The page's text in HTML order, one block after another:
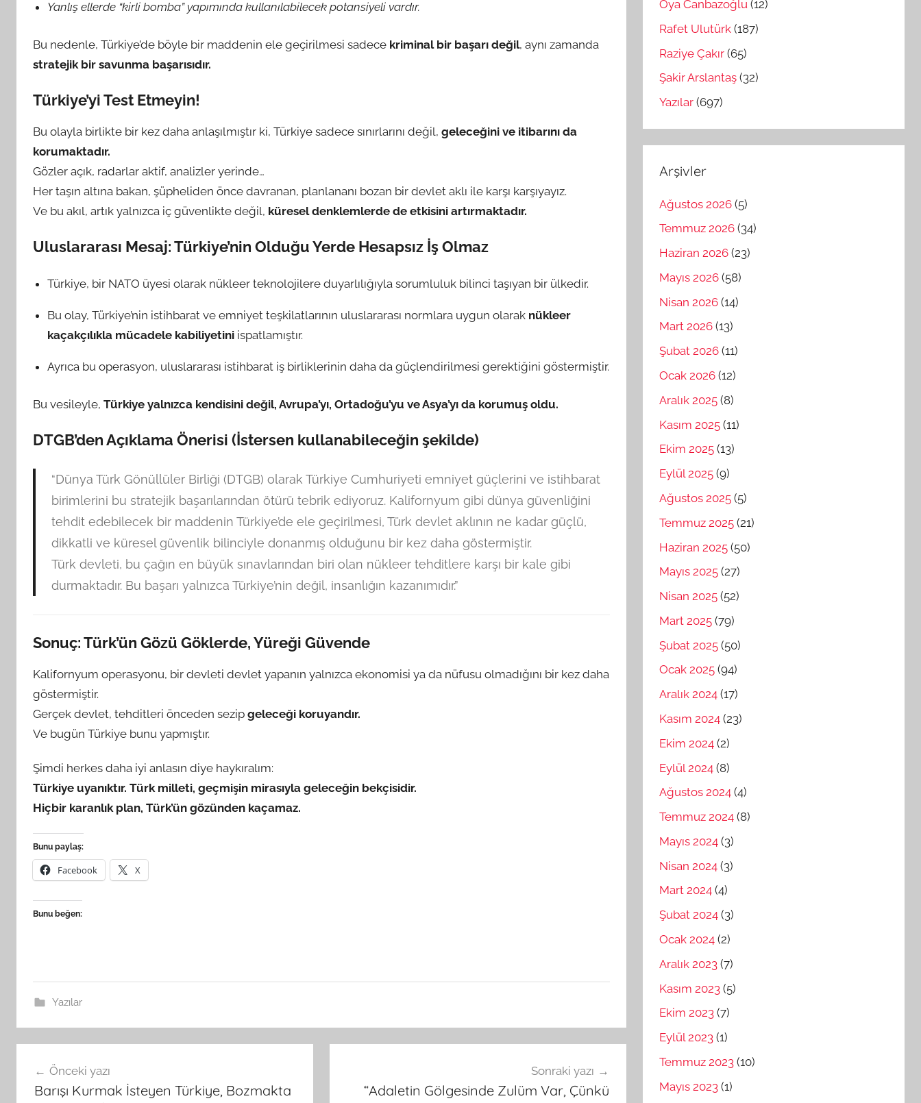
Yanlış ellerde “kirli bomba” yapımında kullanılabilecek potansiyeli vardır.
Bu nedenle, Türkiye’de böyle bir maddenin ele geçirilmesi sadece kriminal bir başarı değil, aynı zamanda
stratejik bir savunma başarısıdır.
Türkiye’yi Test Etmeyin!
Bu olayla birlikte bir kez daha anlaşılmıştır ki, Türkiye sadece sınırlarını değil, geleceğini ve itibarını da
korumaktadır.
Gözler açık, radarlar aktif, analizler yerinde…
Her taşın altına bakan, şüpheliden önce davranan, planlananı bozan bir devlet aklı ile karşı karşıyayız.
Ve bu akıl, artık yalnızca iç güvenlikte değil, küresel denklemlerde de etkisini artırmaktadır.
Uluslararası Mesaj: Türkiye’nin Olduğu Yerde Hesapsız İş Olmaz
Türkiye, bir NATO üyesi olarak nükleer teknolojilere duyarlılığıyla sorumluluk bilinci taşıyan bir ülkedir.
Bu olay, Türkiye’nin istihbarat ve emniyet teşkilatlarının uluslararası normlara uygun olarak nükleer
kaçakçılıkla mücadele kabiliyetini ispatlamıştır.
Ayrıca bu operasyon, uluslararası istihbarat iş birliklerinin daha da güçlendirilmesi gerektiğini göstermiştir.
Bu vesileyle, Türkiye yalnızca kendisini değil, Avrupa’yı, Ortadoğu’yu ve Asya’yı da korumuş oldu.
DTGB’den Açıklama Önerisi (İstersen kullanabileceğin şekilde)
“Dünya Türk Gönüllüler Birliği (DTGB) olarak Türkiye Cumhuriyeti emniyet güçlerini ve istihbarat
birimlerini bu stratejik başarılarından ötürü tebrik ediyoruz. Kalifornyum gibi dünya güvenliğini
tehdit edebilecek bir maddenin Türkiye’de ele geçirilmesi, Türk devlet aklının ne kadar güçlü,
dikkatli ve küresel güvenlik bilinciyle donanmış olduğunu bir kez daha göstermiştir.
Türk devleti, bu çağın en büyük sınavlarından biri olan nükleer tehditlere karşı bir kale gibi
durmaktadır. Bu başarı yalnızca Türkiye’nin değil, insanlığın kazanımıdır.”
Sonuç: Türk’ün Gözü Göklerde, Yüreği Güvende
Kalifornyum operasyonu, bir devleti devlet yapanın yalnızca ekonomisi ya da nüfusu olmadığını bir kez daha
göstermiştir.
Gerçek devlet, tehditleri önceden sezip geleceği koruyandır.
Ve bugün Türkiye bunu yapmıştır.
Şimdi herkes daha iyi anlasın diye haykıralım:
Türkiye uyanıktır. Türk milleti, geçmişin mirasıyla geleceğin bekçisidir.
Hiçbir karanlık plan, Türk’ün gözünden kaçamaz.
Bunu paylaş:
Facebook X
Bunu beğen:
Yazılar
gezinmesi
Önceki yazı
Barışı Kurmak İsteyen Türkiye, Bozmakta
Sonraki yazı
“Adaletin Gölgesinde Zulüm Var, Çünkü
Oya Canbazoğlu (12)
Rafet Ulutürk (187)
Raziye Çakır (65)
Şakir Arslantaş (32)
Yazılar (697)
Arşivler
Ağustos 2026 (5)
Temmuz 2026 (34)
Haziran 2026 (23)
Mayıs 2026 (58)
Nisan 2026 (14)
Mart 2026 (13)
Şubat 2026 (11)
Ocak 2026 (12)
Aralık 2025 (8)
Kasım 2025 (11)
Ekim 2025 (13)
Eylül 2025 (9)
Ağustos 2025 (5)
Temmuz 2025 (21)
Haziran 2025 (50)
Mayıs 2025 (27)
Nisan 2025 (52)
Mart 2025 (79)
Şubat 2025 (50)
Ocak 2025 (94)
Aralık 2024 (17)
Kasım 2024 (23)
Ekim 2024 (2)
Eylül 2024 (8)
Ağustos 2024 (4)
Temmuz 2024 (8)
Mayıs 2024 (3)
Nisan 2024 (3)
Mart 2024 (4)
Şubat 2024 (3)
Ocak 2024 (2)
Aralık 2023 (7)
Kasım 2023 (5)
Ekim 2023 (7)
Eylül 2023 (1)
Temmuz 2023 (10)
Mayıs 2023 (1)